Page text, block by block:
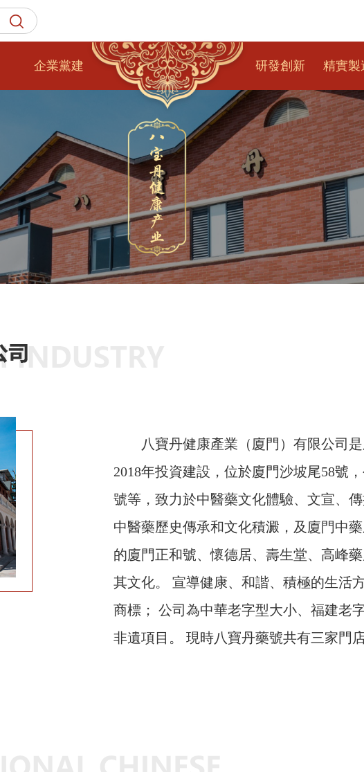
企業黨建 研發創新 精實製
八寶丹健康產業（廈門）有限公司
2018年投資建設，位於廈門沙坡尾58號
號等，致力於中醫藥文化體驗、文宣、
中醫藥歷史傳承和文化積澱，及廈門中
的廈門正和號、懷德居、壽生堂、高峰
其文化。 宣導健康、和諧、積極的生活
商標； 公司為中華老字型大小、福建老
非遺項目。 現時八寶丹藥號共有三家門